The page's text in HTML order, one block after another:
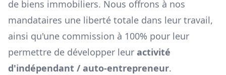
de biens immobiliers. Nous offrons à nos
mandataires une liberté totale dans leur travail,
ainsi qu'une commission à 100% pour leur
permettre de développer leur activité
d'indépendant / auto-entrepreneur.